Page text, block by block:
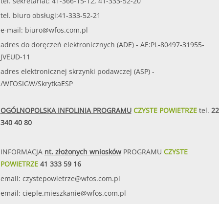
tel. biuro obsługi:41-333-52-21
e-mail: biuro@wfos.com.pl
adres do doręczeń elektronicznych (ADE) - AE:PL-80497-31955-
JVEUD-11
adres elektronicznej skrzynki podawczej (ASP) -
/WFOSIGW/SkrytkaESP
OGÓLNOPOLSKA INFOLINIA PROGRAMUCZYSTE POWIETRZEtel. 22
340 40 80
INFORMACJA nt. złożonych wnioskówPROGRAMU CZYSTE
POWIETRZE41 333 59 16
email: czystepowietrze@wfos.com.pl
email: cieple.mieszkanie@wfos.com.pl